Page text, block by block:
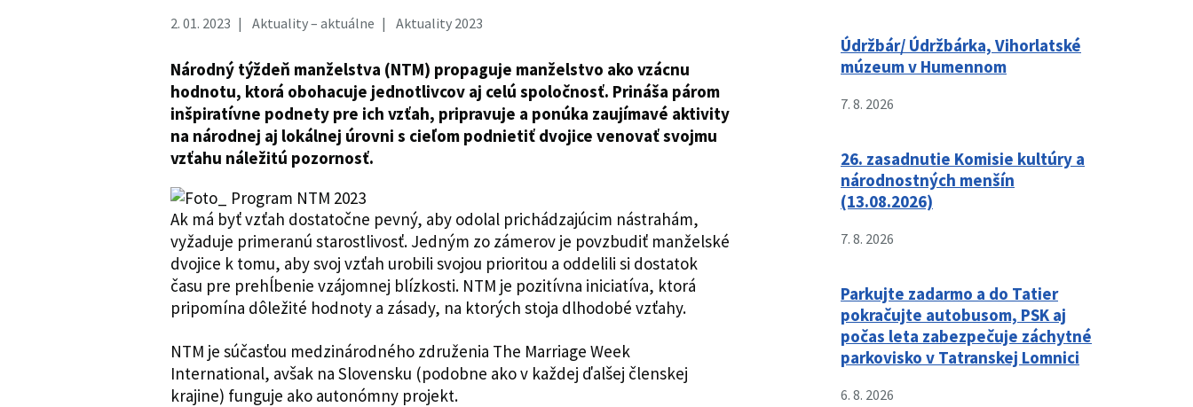
2. 01. 2023 Aktuality – aktuálne Aktuality 2023
Národný týždeň manželstva (NTM) propaguje manželstvo ako vzácnu
hodnotu, ktorá obohacuje jednotlivcov aj celú spoločnosť. Prináša párom
inšpiratívne podnety pre ich vzťah, pripravuje a ponúka zaujímavé aktivity
na národnej aj lokálnej úrovni s cieľom podnietiť dvojice venovať svojmu
vzťahu náležitú pozornosť.
Ak má byť vzťah dostatočne pevný, aby odolal prichádzajúcim nástrahám,
vyžaduje primeranú starostlivosť. Jedným zo zámerov je povzbudiť manželské
dvojice k tomu, aby svoj vzťah urobili svojou prioritou a oddelili si dostatok
času pre prehĺbenie vzájomnej blízkosti. NTM je pozitívna iniciatíva, ktorá
pripomína dôležité hodnoty a zásady, na ktorých stoja dlhodobé vzťahy.
NTM je súčasťou medzinárodného združenia The Marriage Week
International, avšak na Slovensku (podobne ako v každej ďalšej členskej
krajine) funguje ako autonómny projekt.
Údržbár/ Údržbárka, Vihorlatské
múzeum v Humennom
7. 8. 2026
26. zasadnutie Komisie kultúry a
národnostných menšín
(13.08.2026)
7. 8. 2026
Parkujte zadarmo a do Tatier
pokračujte autobusom, PSK aj
počas leta zabezpečuje záchytné
parkovisko v Tatranskej Lomnici
6. 8. 2026